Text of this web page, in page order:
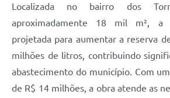
Localizada no bairro dos
aproximadamente 18 mil m², a
projetada para aumentar a reserva
milhões de litros, contribuindo
abastecimento do município. Com
de R$ 14 milhões, a obra atende as